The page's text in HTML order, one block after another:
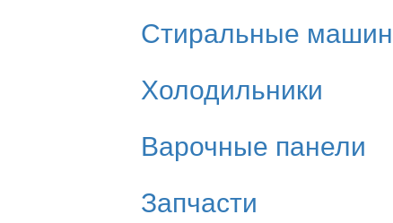
Стиральные
Холодильники
Варочные панели
Запчасти